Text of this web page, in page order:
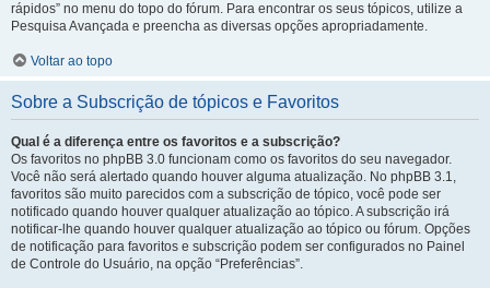
rápidos” no menu do topo do fórum. Para encontrar os seus tópicos, utilize a
Pesquisa Avançada e preencha as diversas opções apropriadamente.
Voltar ao topo
Sobre a Subscrição de tópicos e Favoritos
Qual é a diferença entre os favoritos e a subscrição?
Os favoritos no phpBB 3.0 funcionam como os favoritos do seu navegador.
Você não será alertado quando houver alguma atualização. No phpBB 3.1,
favoritos são muito parecidos com a subscrição de tópico, você pode ser
notificado quando houver qualquer atualização ao tópico. A subscrição irá
notificar-lhe quando houver qualquer atualização ao tópico ou fórum. Opções
de notificação para favoritos e subscrição podem ser configurados no Painel
de Controle do Usuário, na opção “Preferências”.